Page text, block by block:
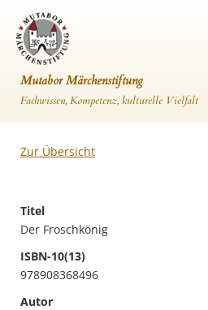
Mutabor Märchenstiftung
Fachwissen, Kompetenz, kulturelle Vielfalt
Zur Übersicht
Titel
Der Froschkönig
ISBN-10(13)
978908368496
Autor